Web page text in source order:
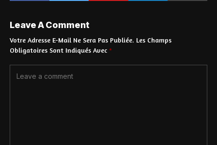
Leave A Comment
Votre Adresse E-Mail Ne Sera Pas Publiée. Les Champs
Obligatoires Sont Indiqués Avec *